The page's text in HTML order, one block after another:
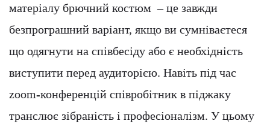
матеріалу брючний костюм – це завжди
безпрограшний варіант, якщо ви сумніваєтеся
що одягнути на співбесіду або є необхідність
виступити перед аудиторією. Навіть під час
zoom-конференцій співробітник в піджаку
транслює зібраність і професіоналізм. У цьому